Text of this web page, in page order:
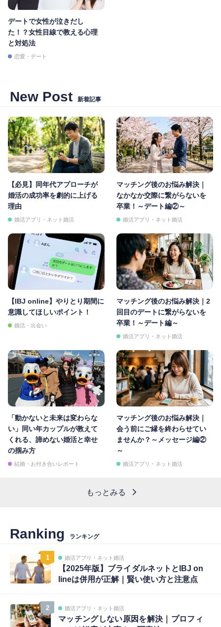
デートで女性が泣きだし
た！？女性目線で教える心理
と対処法
恋愛・デート
New Post 新着記事
【必見】同年代アプローチが
婚活の成功率を劇的に上げる
理由
婚活アプリ・ネット婚活
マッチング後のお悩み解決｜
なかなか交際に繋がらないを
卒業！～デート編②～
婚活アプリ・ネット婚活
【IBJ online】やりとり期間に
意識してほしいポイント！
婚活・出会い
マッチング後のお悩み解決｜2
回目のデートに繋がらないを
卒業！～デート編～
婚活アプリ・ネット婚活
「動かないと未来は変わらな
い」同い年カップルが教えて
くれる、諦めない婚活と幸せ
の掴み方
結婚・お付き合いレポート
マッチング後のお悩み解決｜
会う前にご縁を終わらせてい
ませんか？～メッセージ編②
～
婚活アプリ・ネット婚活
もっとみる
Ranking ランキング
1 婚活アプリ・ネット婚活
【2025年版】ブライダルネットとIBJ on
lineは併用が正解｜賢い使い方と注意点
2 婚活アプリ・ネット婚活
マッチングしない原因を解決｜プロフィ